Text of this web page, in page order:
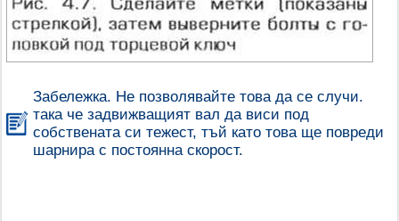
Забележка. Не позволявайте това да се случи.
така че задвижващият вал да виси под
собствената си тежест, тъй като това ще повреди
шарнира с постоянна скорост.